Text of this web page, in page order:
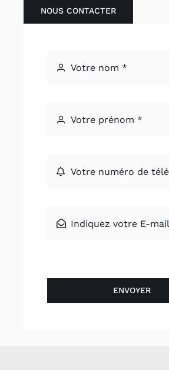
NOUS CONTACTER
ENVOYER